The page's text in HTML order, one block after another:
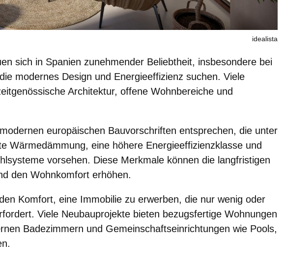
idealista
sich in Spanien zunehmender Beliebtheit, insbesondere bei
modernes Design und Energieeffizienz suchen. Viele
Architektur, offene Wohnbereiche und
europäischen Bauvorschriften entsprechen, die unter
Wärmedämmung, eine höhere Energieeffizienzklasse und
vorsehen. Diese Merkmale können die langfristigen
den Wohnkomfort erhöhen.
Komfort, eine Immobilie zu erwerben, die nur wenig oder
Viele Neubauprojekte bieten bezugsfertige Wohnungen
Badezimmern und Gemeinschaftseinrichtungen wie Pools,